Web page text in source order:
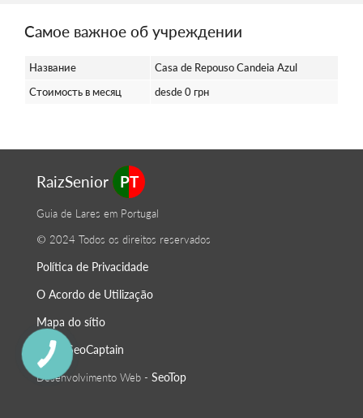
Самое важное об учреждении
Название
Casa de Repouso Candeia Azul
Стоимость в месяц
desde 0 грн
RaizSenior PT
Guia de Lares em Portugal
© 2024 Todos os direitos reservados
Política de Privacidade
O Acordo de Utilização
Mapa do sítio
SEO - SeoСaptain
Desenvolvimento Web - SeoTop